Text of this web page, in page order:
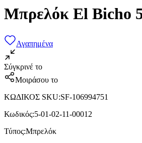
Μπρελόκ El Bicho
Αγαπημένα
Σύγκρινέ το
Μοιράσου το
ΚΩΔΙΚΟΣ SKU:SF-106994751
Κωδικός:5-01-02-11-00012
Τύπος:Μπρελόκ